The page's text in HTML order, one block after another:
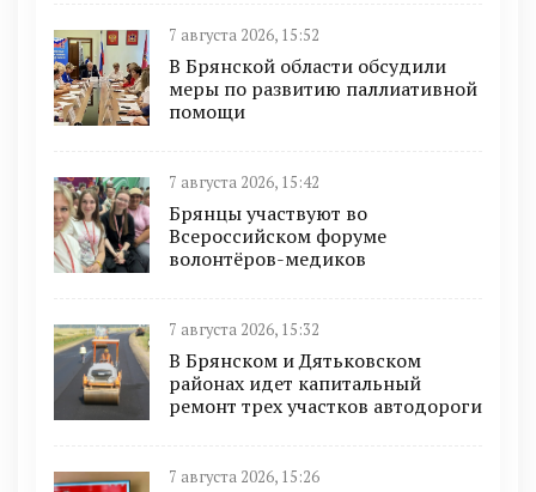
7 августа 2026, 15:52
В Брянской области обсудили
меры по развитию паллиативной
помощи
7 августа 2026, 15:42
Брянцы участвуют во
Всероссийском форуме
волонтёров-медиков
7 августа 2026, 15:32
В Брянском и Дятьковском
районах идет капитальный
ремонт трех участков автодороги
7 августа 2026, 15:26